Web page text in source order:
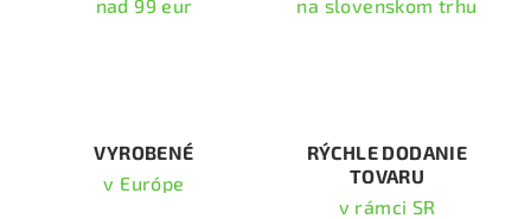
nad 99 eur
na slovenskom trhu
VYROBENÉ
v Európe
RÝCHLE DODANIE
TOVARU
v rámci SR